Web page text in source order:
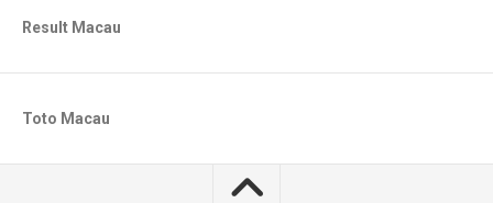
Result Macau
Toto Macau